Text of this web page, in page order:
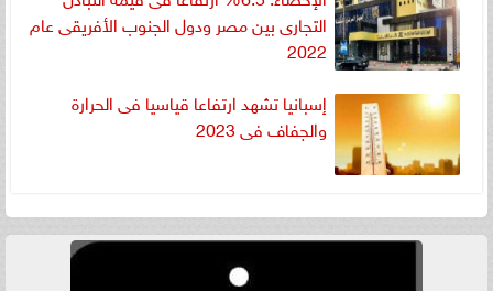
التجارى بين مصر ودول الجنوب الأفريقى عام
2022
إسبانيا تشهد ارتفاعا قياسيا فى الحرارة
والجفاف فى 2023